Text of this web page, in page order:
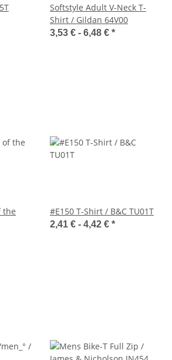
Softstyle Adult V-Neck T-
Shirt / Gildan 64V00
3,53 € - 6,48 € *
the
#E150 T-Shirt / B&C TU01T
2,41 € - 4,42 € *